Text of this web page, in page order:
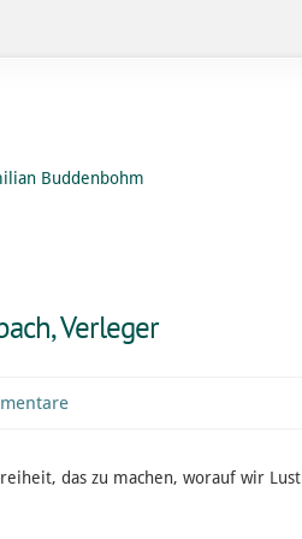
Buddenbohm
Verleger
das zu machen, worauf wir Lust